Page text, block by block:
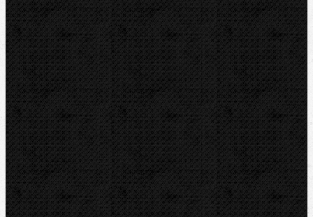
Tlakové pumpy
Čističky kanalizácie
Odvápňovače
Klimatizačná technika
Vysušovanie, odvlhčovanie